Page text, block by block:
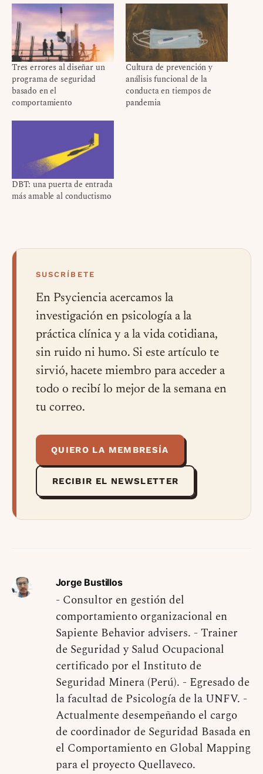
Tres errores al diseñar un
programa de seguridad
basado en el
comportamiento
Cultura de prevención y
análisis funcional de la
conducta en tiempos de
pandemia
DBT: una puerta de entrada
más amable al conductismo
SUSCRÍBETE
En Psyciencia acercamos la
investigación en psicología a la
práctica clínica y a la vida cotidiana,
sin ruido ni humo. Si este artículo te
sirvió, hacete miembro para acceder a
todo o recibí lo mejor de la semana en
tu correo.
QUIERO LA MEMBRESÍA
RECIBIR EL NEWSLETTER
Jorge Bustillos
- Consultor en gestión del
comportamiento organizacional en
Sapiente Behavior advisers. - Trainer
de Seguridad y Salud Ocupacional
certificado por el Instituto de
Seguridad Minera (Perú). - Egresado de
la facultad de Psicología de la UNFV. -
Actualmente desempeñando el cargo
de coordinador de Seguridad Basada en
el Comportamiento en Global Mapping
para el proyecto Quellaveco.